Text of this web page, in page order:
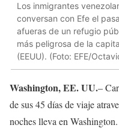
Los inmigrantes
conversan con Efe el
afueras de un refugio
más peligrosa de la
(EEUU). (Foto: EFE/
Washington, EE. UU.–
de sus 45 días de viaje
noches lleva en